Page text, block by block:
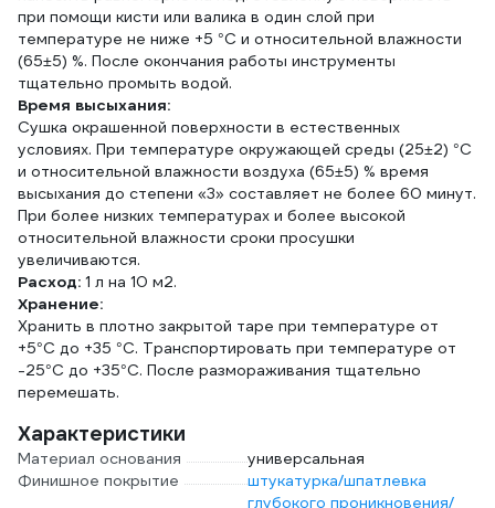
при помощи кисти или валика в один слой при
температуре не ниже +5 °С и относительной влажности
(65±5) %. После окончания работы инструменты
тщательно промыть водой.
Время высыхания:
Сушка окрашенной поверхности в естественных
условиях. При температуре окружающей среды (25±2) °С
и относительной влажности воздуха (65±5) % время
высыхания до степени «3» составляет не более 60 минут.
При более низких температурах и более высокой
относительной влажности сроки просушки
увеличиваются.
Расход: 1 л на 10 м2.
Хранение:
Хранить в плотно закрытой таре при температуре от
+5°С до +35 °С. Транспортировать при температуре от
-25°С до +35°С. После размораживания тщательно
перемешать.
Характеристики
Материал основания
универсальная
Финишное покрытие
штукатурка/шпатлевка
глубокого проникновения/